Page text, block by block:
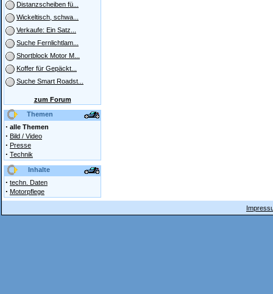
Distanzscheiben fü...
Wickeltisch, schwa...
Verkaufe: Ein Satz...
Suche Fernlichtlam...
Shortblock Motor M...
Koffer für Gepäckt...
Suche Smart Roadst...
zum Forum
Themen
· alle Themen
· Bild / Video
· Presse
· Technik
Inhalte
· techn. Daten
· Motorpflege